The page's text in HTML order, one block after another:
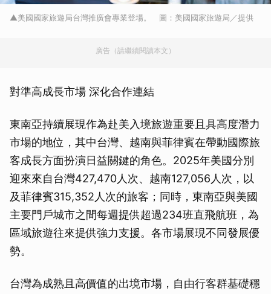
▲美國國家旅遊局台灣推廣會專業登場。 圖：美國國家旅遊局／提供
廣告（請繼續閱讀本文）
對準高成長市場 深化合作連結
東南亞持續展現作為赴美入境旅遊重要且具高度潛力
市場的地位，其中台灣、越南與菲律賓在帶動國際旅
客成長方面扮演日益關鍵的角色。2025年美國分別
迎來來自台灣427,470人次、越南127,056人次，以
及菲律賓315,352人次的旅客；同時，東南亞與美國
主要門戶城市之間每週提供超過234班直飛航班，為
區域旅遊往來提供強力支援。各市場展現不同發展優
勢。
台灣為成熟且高價值的出境市場，自由行客群基礎穩